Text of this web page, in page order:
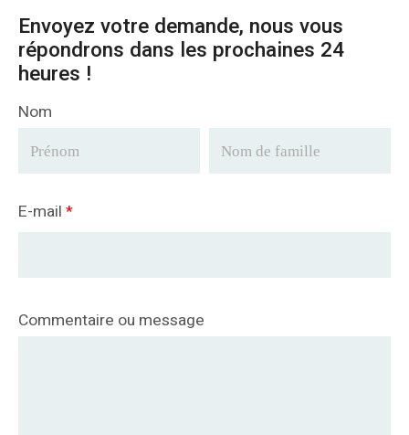
Envoyez votre demande, nous vous
répondrons dans les prochaines 24
heures !
Nom
E-mail *
Commentaire ou message